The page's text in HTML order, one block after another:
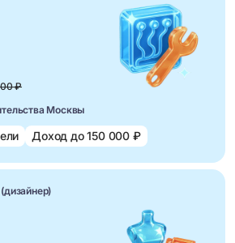
₽
Москвы
Доход до 150 000 ₽